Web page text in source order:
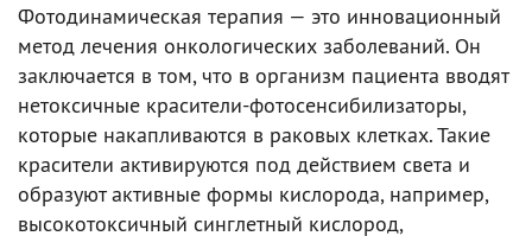
Фотодинамическая терапия — это инновационный
метод лечения онкологических заболеваний. Он
заключается в том, что в организм пациента вводят
нетоксичные красители-фотосенсибилизаторы,
которые накапливаются в раковых клетках. Такие
красители активируются под действием света и
образуют активные формы кислорода, например,
высокотоксичный синглетный кислород,